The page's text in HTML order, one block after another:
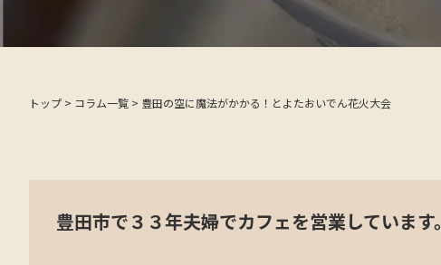
トップ > コラム一覧 > 豊田の空に魔法がかかる！とよたおいでん花火大会
豊田市で３３年夫婦でカフェを営業しています。